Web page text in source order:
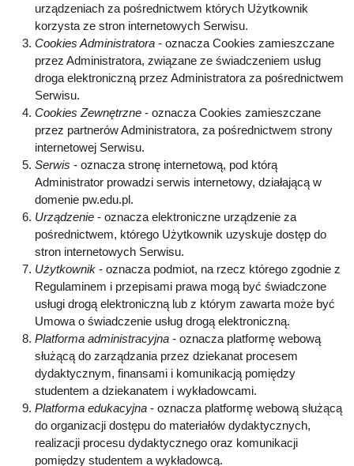
urządzeniach za pośrednictwem których Użytkownik
korzysta ze stron internetowych Serwisu.
Cookies Administratora - oznacza Cookies zamieszczane
przez Administratora, związane ze świadczeniem usług
droga elektroniczną przez Administratora za pośrednictwem
Serwisu.
Cookies Zewnętrzne - oznacza Cookies zamieszczane
przez partnerów Administratora, za pośrednictwem strony
internetowej Serwisu.
Serwis - oznacza stronę internetową, pod którą
Administrator prowadzi serwis internetowy, działającą w
domenie pw.edu.pl.
Urządzenie - oznacza elektroniczne urządzenie za
pośrednictwem, którego Użytkownik uzyskuje dostęp do
stron internetowych Serwisu.
Użytkownik - oznacza podmiot, na rzecz którego zgodnie z
Regulaminem i przepisami prawa mogą być świadczone
usługi drogą elektroniczną lub z którym zawarta może być
Umowa o świadczenie usług drogą elektroniczną.
Platforma administracyjna - oznacza platformę webową
służącą do zarządzania przez dziekanat procesem
dydaktycznym, finansami i komunikacją pomiędzy
studentem a dziekanatem i wykładowcami.
Platforma edukacyjna - oznacza platformę webową służącą
do organizacji dostępu do materiałów dydaktycznych,
realizacji procesu dydaktycznego oraz komunikacji
pomiędzy studentem a wykładowcą.